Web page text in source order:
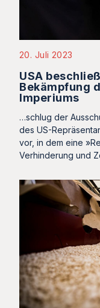
20. Juli 2023
USA
Bekämpfung
Imperiums
…schlug der
des US-
vor, in dem eine
Verhinderung und